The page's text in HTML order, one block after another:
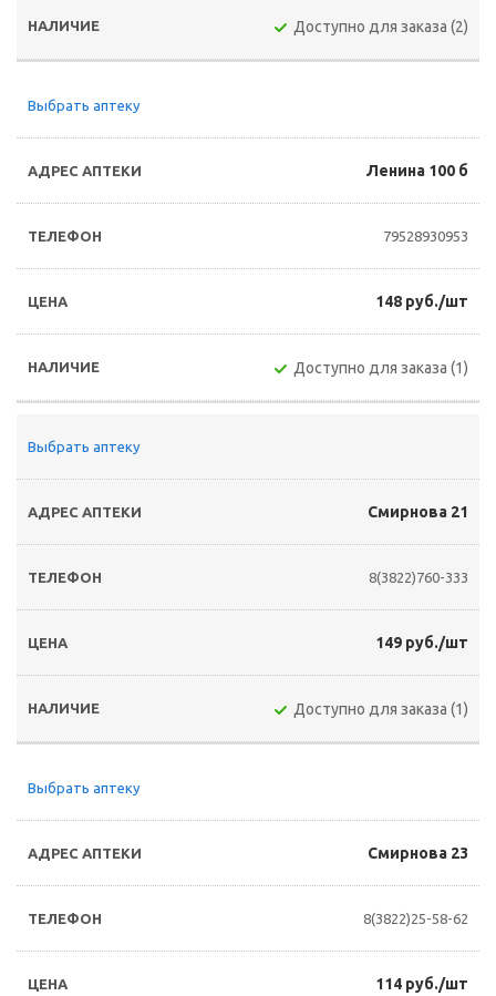
Доступно для заказа (2)
Выбрать аптеку
Ленина 100 б
79528930953
148 руб./шт
Доступно для заказа (1)
Выбрать аптеку
Смирнова 21
8(3822)760-333
149 руб./шт
Доступно для заказа (1)
Выбрать аптеку
Смирнова 23
8(3822)25-58-62
114 руб./шт